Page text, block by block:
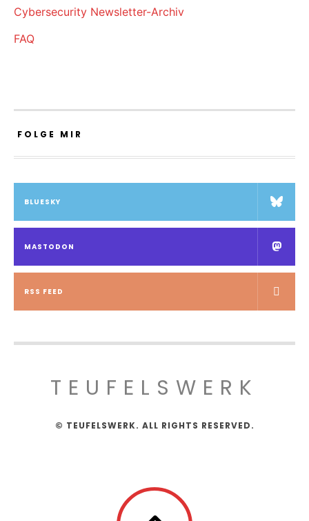
Cybersecurity Newsletter-Archiv
FAQ
FOLGE MIR
BLUESKY
MASTODON
RSS FEED
TEUFELSWERK
© TEUFELSWERK. ALL RIGHTS RESERVED.